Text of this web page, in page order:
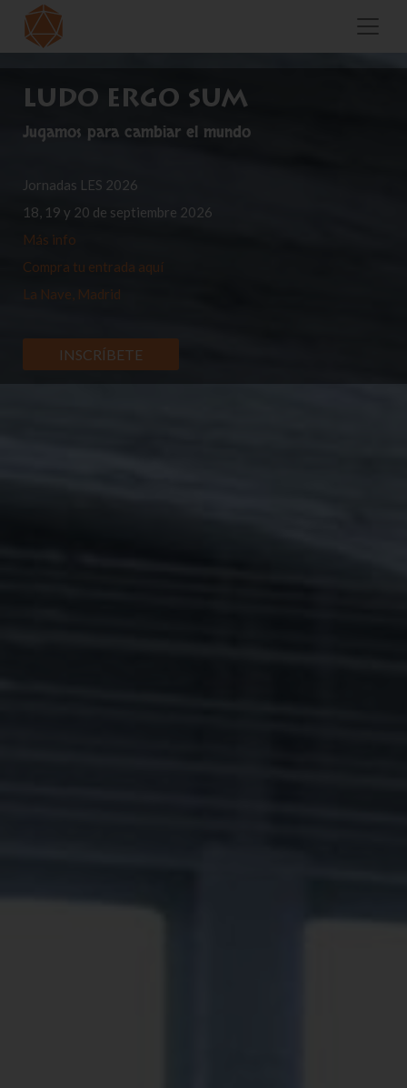
LUDO ERGO SUM
Jugamos para cambiar el mundo
Jornadas LES 2026
18, 19 y 20 de septiembre 2026
Más info
Compra tu entrada aquí
La Nave, Madrid
INSCRÍBETE